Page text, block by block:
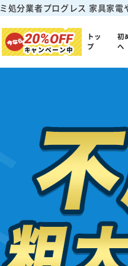
処分業者プログレス 家具家電
20%OFF
キャンペーン中
トッ
プ
初
へ